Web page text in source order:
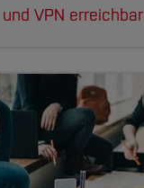
und VPN erreichbar